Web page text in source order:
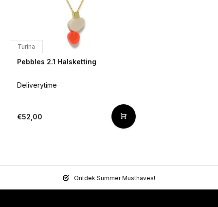
Turina
Pebbles 2.1 Halsketting
Deliverytime
€52,00
Ontdek Summer Musthaves!